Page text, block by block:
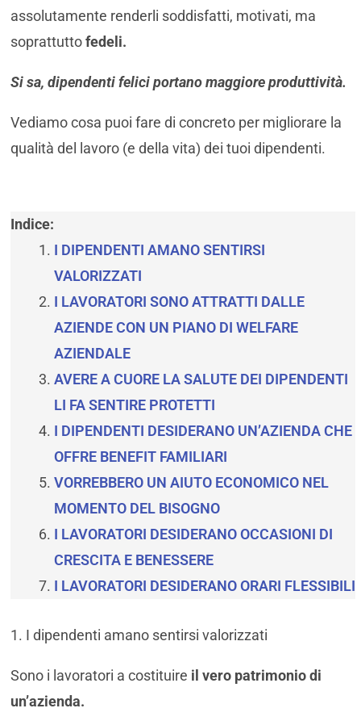
assolutamente renderli soddisfatti, motivati, ma
soprattuttofedeli.
Si sa, dipendenti felici portano maggiore produttività.
Vediamo cosa puoi fare di concreto per migliorare la
qualità del lavoro (e della vita) dei tuoi dipendenti.
Indice:
I DIPENDENTI AMANO SENTIRSI
VALORIZZATI
I LAVORATORI SONO ATTRATTI DALLE
AZIENDE CON UN PIANO DI WELFARE
AZIENDALE
AVERE A CUORE LA SALUTE DEI DIPENDENTI
LI FA SENTIRE PROTETTI
I DIPENDENTI DESIDERANO UN’AZIENDA CHE
OFFRE BENEFIT FAMILIARI
VORREBBERO UN AIUTO ECONOMICO NEL
MOMENTO DEL BISOGNO
I LAVORATORI DESIDERANO OCCASIONI DI
CRESCITA E BENESSERE
I LAVORATORI DESIDERANO ORARI FLESSIBILI
1. I dipendenti amano sentirsi valorizzati
Sono i lavoratori a costituire il vero patrimonio di
un’azienda.